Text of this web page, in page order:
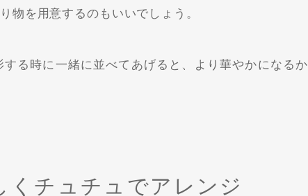
物を用意するのもいいでしょう。
る時に一緒に並べてあげると、より華やかになるか
くチュチュでアレンジ